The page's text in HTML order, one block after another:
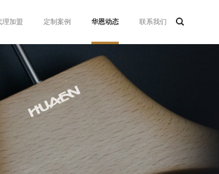
理加盟 定制案例 华恩动态 联系我们